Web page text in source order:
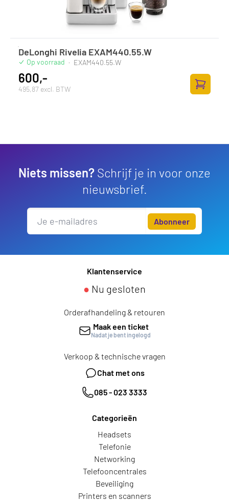
DeLonghi Rivelia EXAM440.55.W
Op voorraad · EXAM440.55.W
600,-
495,87 excl. BTW
Niets missen? Schrijf je in voor onze
nieuwsbrief.
Abonneer
Klantenservice
● Nu gesloten
Orderafhandeling & retouren
Maak een ticket
Nadat je bent ingelogd
Verkoop & technische vragen
Chat met ons
085 - 023 3333
Categorieën
Headsets
Telefonie
Networking
Telefooncentrales
Beveiliging
Printers en scanners